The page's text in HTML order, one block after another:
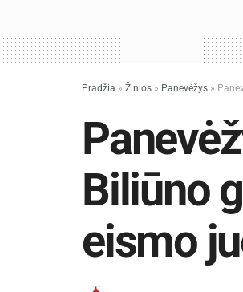
Pradžia » Žinios » Panevėžys »
Biliūno
eismo